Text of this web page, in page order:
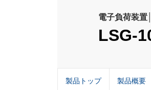
電子負荷装置
LSG-
製品トップ 製品概要